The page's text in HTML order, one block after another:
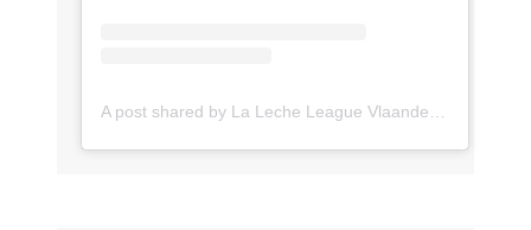
A post shared by La Leche League Vlaanderen (@lll_vlaanderen)